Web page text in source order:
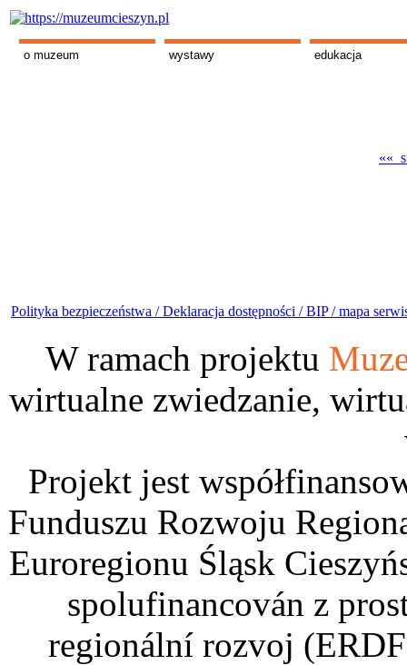
o muzeum wystawy edukacja
««
Polityka bezpieczeństwa /Deklaracja dostępności /BIP /mapa
W ramach projektu
wirtualne zwiedzanie,
Projekt jest
Funduszu Rozwoju
Euroregionu Śląsk
spolufinancován z
regionální rozvoj